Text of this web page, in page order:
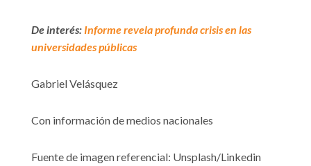
De interés: Informe revela profunda crisis en las
universidades públicas
Gabriel Velásquez
Con información de medios nacionales
Fuente de imagen referencial: Unsplash/Linkedin